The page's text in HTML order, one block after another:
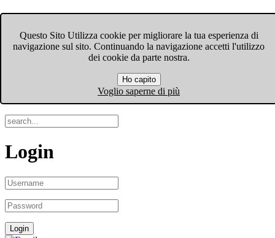
Questo Sito Utilizza cookie per migliorare la tua esperienza di
navigazione sul sito. Continuando la navigazione accetti l'utilizzo
dei cookie da parte nostra.
Ho capito
Voglio saperne di più
Menu
Login